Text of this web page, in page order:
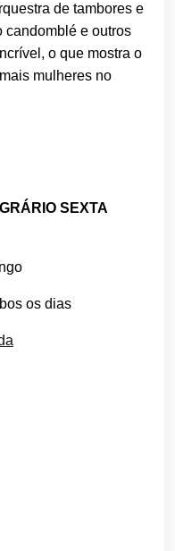
de tambores e
candomblé e outros
o que mostra o
mulheres no
SEXTA
os dias